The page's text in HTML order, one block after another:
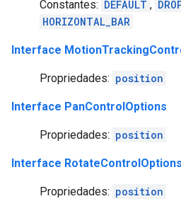
Constantes: DEFAULT ,
HORIZONTAL_BAR
Interface
Propriedades: position
Interface PanControlOptions
Propriedades: position
Interface RotateControlOptions
Propriedades: position